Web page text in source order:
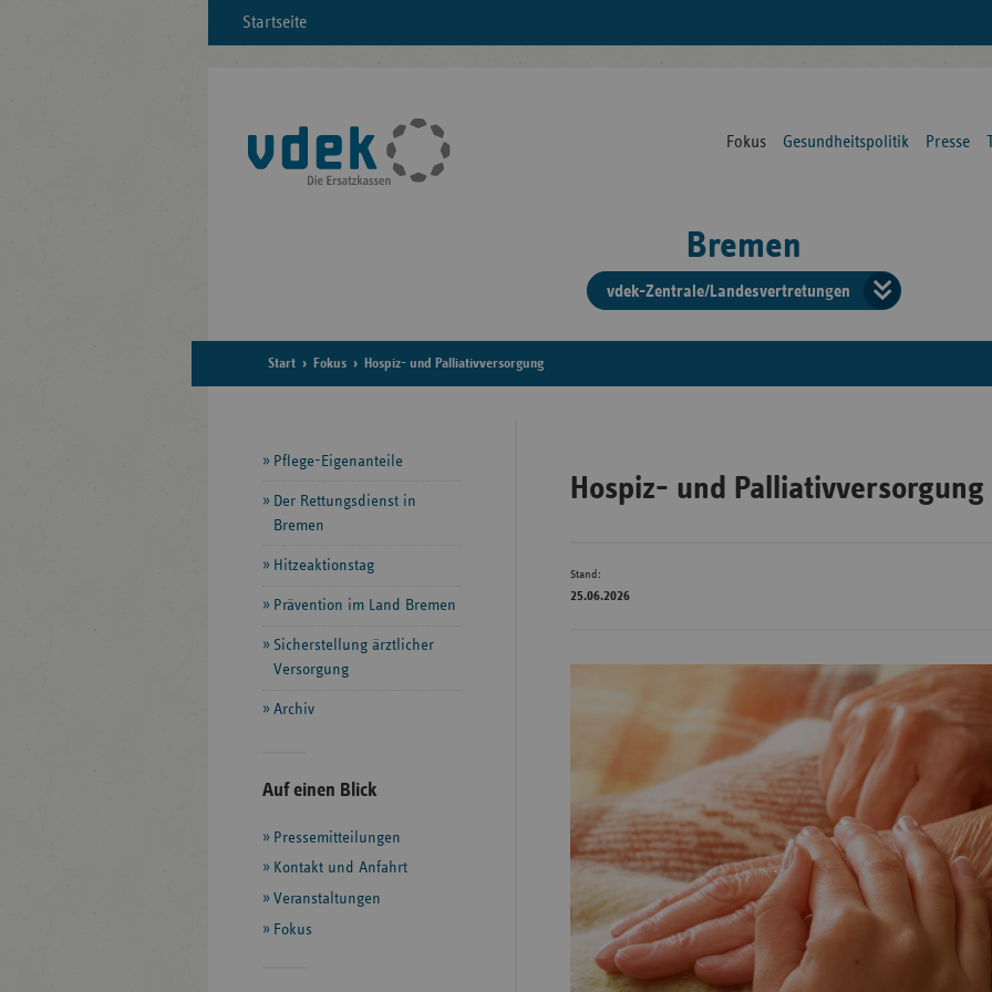
Startseite
Fokus Gesundheitspolitik Presse
Bremen
vdek-Zentrale/Landesvertretungen
der
Start Fokus Hospiz- und Palliativversorgung
Hospiz- und Palliativversorgung
Stand:
25.06.2026
Seitennavigation
Pflege-Eigenanteile
Der Rettungsdienst in
Bremen
Hitzeaktionstag
Prävention im Land Bremen
Sicherstellung ärztlicher
Versorgung
Archiv
Seitenleiste
weiteren
Informationen
Auf einen Blick
Pressemitteilungen
Kontakt und Anfahrt
Veranstaltungen
Fokus